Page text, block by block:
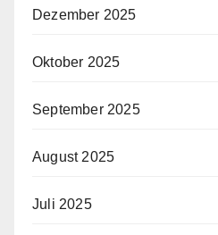
Dezember 2025
Oktober 2025
September 2025
August 2025
Juli 2025